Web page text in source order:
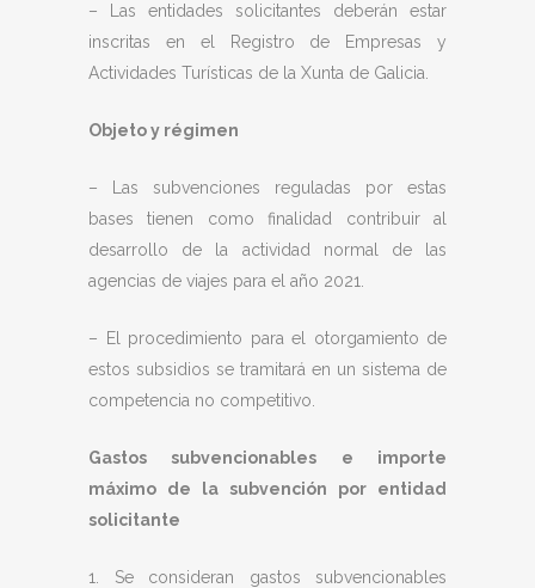
– Las entidades solicitantes deberán estar
inscritas en el Registro de Empresas y
Actividades Turísticas de la Xunta de Galicia.
Objeto y régimen
– Las subvenciones reguladas por estas
bases tienen como finalidad contribuir al
desarrollo de la actividad normal de las
agencias de viajes para el año 2021.
– El procedimiento para el otorgamiento de
estos subsidios se tramitará en un sistema de
competencia no competitivo.
Gastos subvencionables e importe
máximo de la subvención por entidad
solicitante
1. Se consideran gastos subvencionables